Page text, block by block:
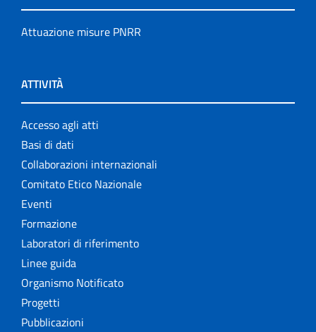
Attuazione misure PNRR
ATTIVITÀ
Accesso agli atti
Basi di dati
Collaborazioni internazionali
Comitato Etico Nazionale
Eventi
Formazione
Laboratori di riferimento
Linee guida
Organismo Notificato
Progetti
Pubblicazioni